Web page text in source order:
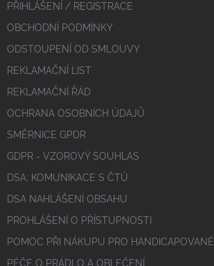
PŘIHLÁŠENÍ / REGISTRACE
OBCHODNÍ PODMÍNKY
ODSTOUPENÍ OD SMLOUVY
REKLAMAČNÍ LIST
REKLAMAČNÍ ŘÁD
OCHRANA OSOBNÍCH ÚDAJŮ
SMĚRNICE GPDR
GDPR - VZOROVÝ SOUHLAS
DSA; KOMUNIKACE S ČTÚ
DSA NAHLÁŠENÍ OBSAHU
PROHLÁŠENÍ O PŘÍSTUPNOSTI
POMOC PŘI NÁKUPU PRO HANDICAPOVANÉ
PÉČE O PRÁDLO A OBLEČENÍ